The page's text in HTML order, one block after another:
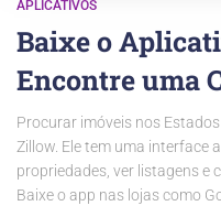
APLICATIVOS
Baixe o
Encontre uma
Procurar imóveis nos
Zillow. Ele tem uma interface
propriedades, ver listagens e
Baixe o app nas lojas como